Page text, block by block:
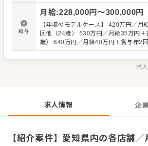
・予約管理、電話対応 ・接客、サービ
在庫管理 ・スタッフの育成やマネジ
など 入社後はスキルに合わせた業務からお任せしますの
で、徐々に仕事の幅を広げていきまし
りサポートしますので、経験に関わら
ざせます。
給与
月給:228,000円〜300,000円
【年収のモデルケース】 420万円／月
回他（24歳） 530万円／月給35万円＋
歳） 640万円／月給40万円＋賞与年2回他（
期間3ヶ月（期間中、条件変動なし）
求
求人情報 企
【紹介案件】愛知県内の各店舗